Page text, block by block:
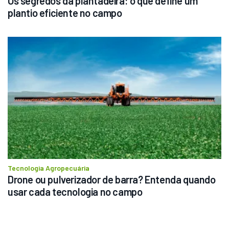
plantio eficiente no campo
Tecnologia Agropecuária
Drone ou pulverizador de barra? Entenda quando
usar cada tecnologia no campo